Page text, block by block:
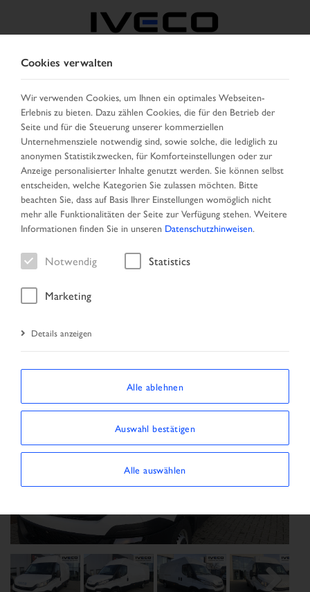
BELGIEN
LAND AUSWÄHLEN SPRACHE ÄNDERN
Toggle
navigation
MENU
Fahrzeug
Startseite Suche
Cookies verwalten
Wir verwenden Cookies, um Ihnen ein optimales Webseiten-
Erlebnis zu bieten. Dazu zählen Cookies, die für den Betrieb der
Seite und für die Steuerung unserer kommerziellen
Unternehmensziele notwendig sind, sowie solche, die lediglich zu
anonymen Statistikzwecken, für Komforteinstellungen oder zur
Anzeige personalisierter Inhalte genutzt werden. Sie können selbst
entscheiden, welche Kategorien Sie zulassen möchten. Bitte
beachten Sie, dass auf Basis Ihrer Einstellungen womöglich nicht
mehr alle Funktionalitäten der Seite zur Verfügung stehen. Weitere
Informationen finden Sie in unseren Datenschutzhinweisen.
Notwendig Statistics
Marketing
Details anzeigen
Alle ablehnen
Auswahl bestätigen
Alle auswählen